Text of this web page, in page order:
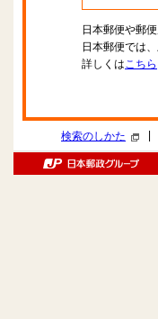
日本郵便や郵
日本郵便では
詳しくはこちら
検索のしかた